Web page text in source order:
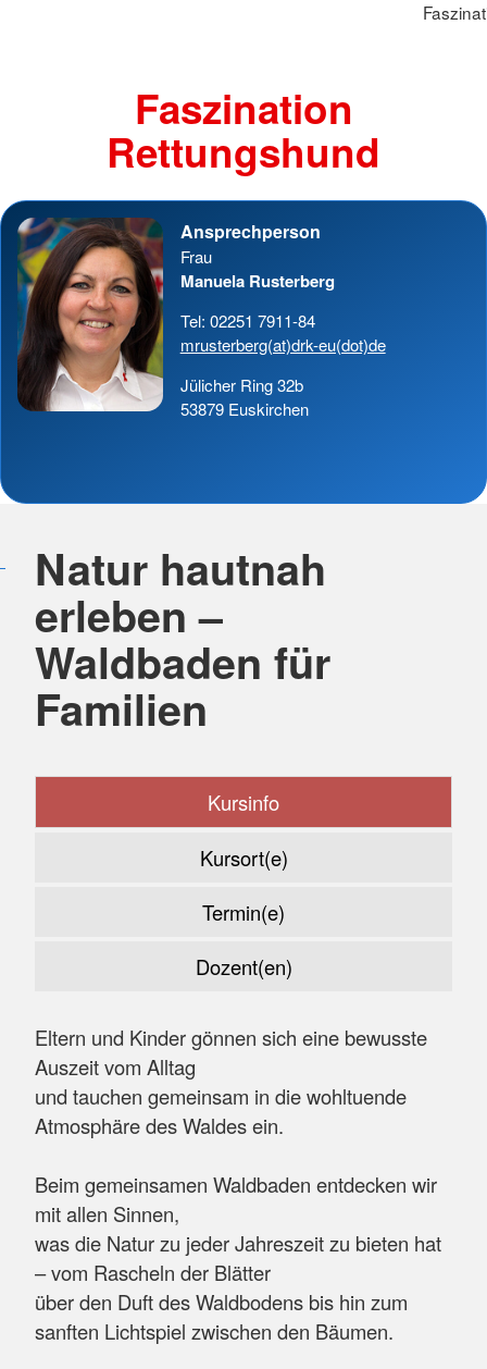
Faszination
Rettungshund
Ansprechperson
Frau
Manuela Rusterberg
Tel: 02251 7911-84
mrusterberg(at)drk-eu(dot)de
Jülicher Ring 32b
53879 Euskirchen
Natur hautnah
erleben –
Waldbaden für
Familien
Kursinfo
Kursort(e)
Termin(e)
Dozent(en)
Eltern und Kinder gönnen sich eine bewusste
Auszeit vom Alltag
und tauchen gemeinsam in die wohltuende
Atmosphäre des Waldes ein.
Beim gemeinsamen Waldbaden entdecken wir
mit allen Sinnen,
was die Natur zu jeder Jahreszeit zu bieten hat
– vom Rascheln der Blätter
über den Duft des Waldbodens bis hin zum
sanften Lichtspiel zwischen den Bäumen.